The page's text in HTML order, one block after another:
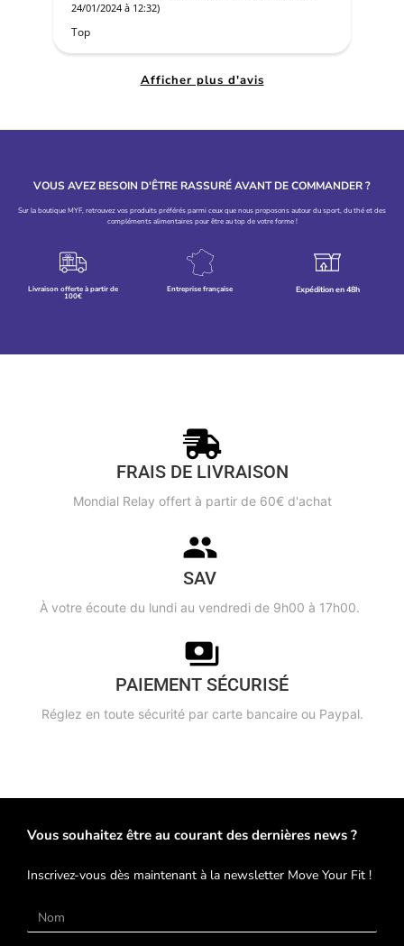
24/01/2024 à 12:32)
Top
Afficher plus d'avis
VOUS AVEZ BESOIN D'ÊTRE RASSURÉ AVANT DE COMMANDER ?
Sur la boutique MYF, retrouvez vos produits préférés parmi ceux que nous proposons autour du sport, du thé et des
compléments alimentaires pour être au top de votre forme !
Livraison offerte à partir de
100€
Entreprise française Expédition en 48h
FRAIS DE LIVRAISON
Mondial Relay offert à partir de 60€ d'achat
SAV
À votre écoute du lundi au vendredi de 9h00 à 17h00.
PAIEMENT SÉCURISÉ
Réglez en toute sécurité par carte bancaire ou Paypal.
Vous souhaitez être au courant des dernières news ?
Inscrivez-vous dès maintenant à la newsletter Move Your Fit !